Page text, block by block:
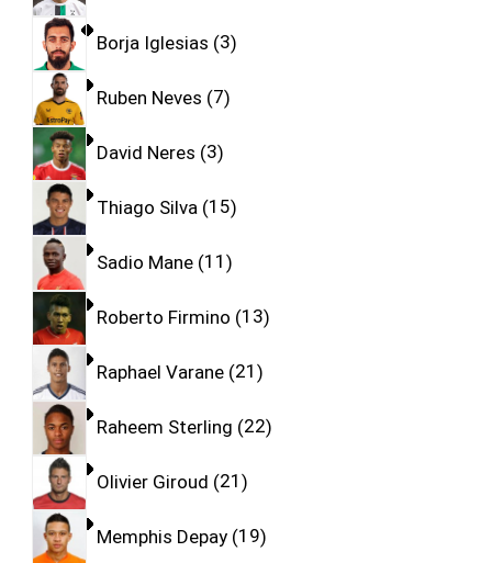
Borja Iglesias 3
Ruben Neves 7
David Neres 3
Thiago Silva 15
Sadio Mane 11
Roberto Firmino 13
Raphael Varane 21
Raheem Sterling 22
Olivier Giroud 21
Memphis Depay 19